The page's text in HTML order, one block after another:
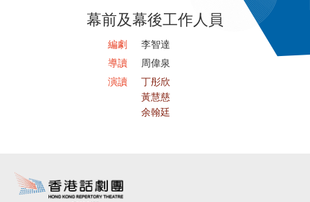
幕前及幕後工作人員
編劇
李智達
導讀
周偉泉
演讀
丁彤欣
黃慧慈
余翰廷